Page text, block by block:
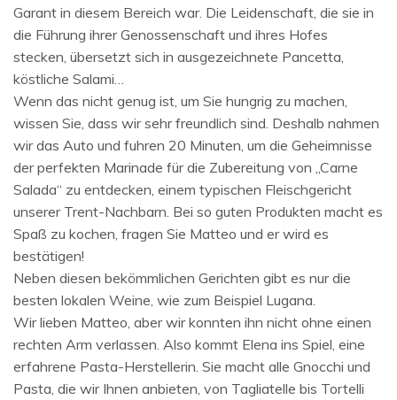
Garant in diesem Bereich war. Die Leidenschaft, die sie in
die Führung ihrer Genossenschaft und ihres Hofes
stecken, übersetzt sich in ausgezeichnete Pancetta,
köstliche Salami…
Wenn das nicht genug ist, um Sie hungrig zu machen,
wissen Sie, dass wir sehr freundlich sind. Deshalb nahmen
wir das Auto und fuhren 20 Minuten, um die Geheimnisse
der perfekten Marinade für die Zubereitung von „Carne
Salada“ zu entdecken, einem typischen Fleischgericht
unserer Trent-Nachbarn. Bei so guten Produkten macht es
Spaß zu kochen, fragen Sie Matteo und er wird es
bestätigen!
Neben diesen bekömmlichen Gerichten gibt es nur die
besten lokalen Weine, wie zum Beispiel Lugana.
Wir lieben Matteo, aber wir konnten ihn nicht ohne einen
rechten Arm verlassen. Also kommt Elena ins Spiel, eine
erfahrene Pasta-Herstellerin. Sie macht alle Gnocchi und
Pasta, die wir Ihnen anbieten, von Tagliatelle bis Tortelli